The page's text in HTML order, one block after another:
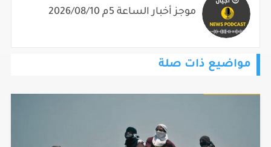
موجز أخبار الساعة 5م 2026/08/10
مواضيع ذات صلة